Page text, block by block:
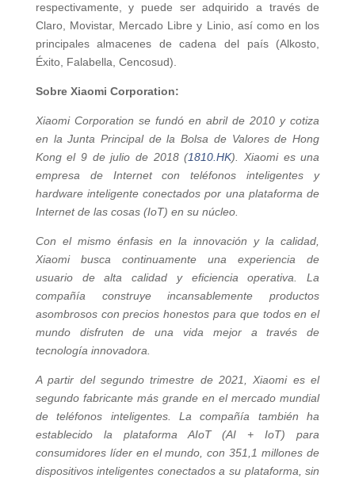
respectivamente, y puede ser adquirido a través de
Claro, Movistar, Mercado Libre y Linio, así como en los
principales almacenes de cadena del país (Alkosto,
Éxito, Falabella, Cencosud).
Sobre Xiaomi Corporation:
Xiaomi Corporation se fundó en abril de 2010 y cotiza
en la Junta Principal de la Bolsa de Valores de Hong
Kong el 9 de julio de 2018 (1810.HK). Xiaomi es una
empresa de Internet con teléfonos inteligentes y
hardware inteligente conectados por una plataforma de
Internet de las cosas (IoT) en su núcleo.
Con el mismo énfasis en la innovación y la calidad,
Xiaomi busca continuamente una experiencia de
usuario de alta calidad y eficiencia operativa. La
compañía construye incansablemente productos
asombrosos con precios honestos para que todos en el
mundo disfruten de una vida mejor a través de
tecnología innovadora.
A partir del segundo trimestre de 2021, Xiaomi es el
segundo fabricante más grande en el mercado mundial
de teléfonos inteligentes. La compañía también ha
establecido la plataforma AIoT (AI + IoT) para
consumidores líder en el mundo, con 351,1 millones de
dispositivos inteligentes conectados a su plataforma, sin